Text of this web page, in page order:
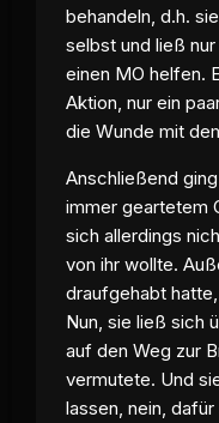
behandeln, d.h.
selbst und ließ
einen MO helfen.
Aktion, nur ein
die Wunde mit
Anschließend
immer geartetem
sich allerdings
von ihr wollte.
draufgehabt
Nun, sie ließ sich
auf den Weg zur
vermutete. Und
lassen, nein,